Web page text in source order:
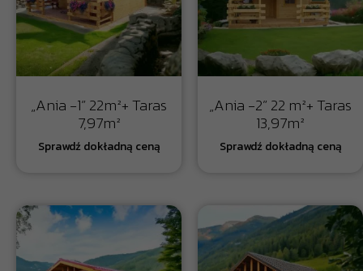
„Ania -1” 22m²+ Taras
7,97m²
„Ania -2” 22 m²+ Taras
13,97m²